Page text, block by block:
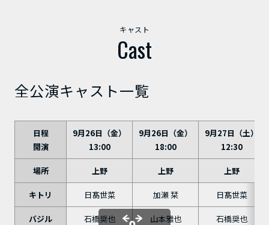
キャスト
Cast
全公演キャスト一覧
日程
開演
9月26日（金）
13:00
9月26日（金）
18:00
9月27日（土）
12:30
場所 上野 上野 上野
キトリ 日髙世菜 加瀬 栞 日髙世菜
バジル 石橋奨也 山本雅也 石橋奨也